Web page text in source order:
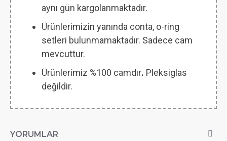
aynı gün kargolanmaktadır.
Ürünlerimizin yanında conta, o-ring
setleri bulunmamaktadır. Sadece cam
mevcuttur.
Ürünlerimiz %100 camdır. Pleksiglas
değildir.
YORUMLAR